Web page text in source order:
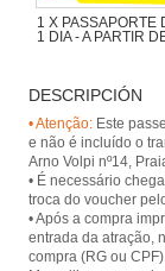
1 X PASSAPORTE
1 DIA - A PARTIR
DESCRIPCIÓN
• Atenção: Este
e não é incluído o
Arno Volpi nº14,
• É necessário
troca do voucher
• Após a compra
entrada da atração,
compra (RG ou CPF).